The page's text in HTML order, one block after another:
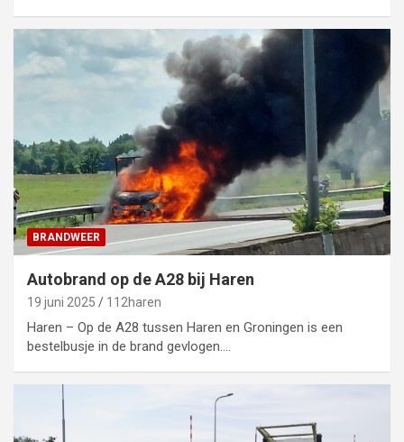
BRANDWEER
Autobrand op de A28 bij Haren
19 juni 2025 112haren
Haren – Op de A28 tussen Haren en Groningen is een
bestelbusje in de brand gevlogen.…